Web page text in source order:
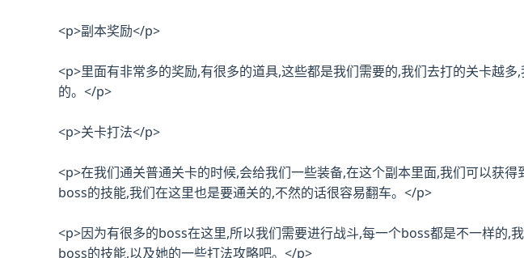
<p>副本奖励</p>
<p>里面有非常多的奖励,有很多的道具,这些都是我们需要的,我们去打的关卡越
的。</p>
<p>关卡打法</p>
<p>在我们通关普通关卡的时候,会给我们一些装备,在这个副本里面,我们可以获
boss的技能,我们在这里也是要通关的,不然的话很容易翻车。</p>
<p>因为有很多的boss在这里,所以我们需要进行战斗,每一个boss都是不一样的
boss的技能,以及她的一些打法攻略吧。</p>